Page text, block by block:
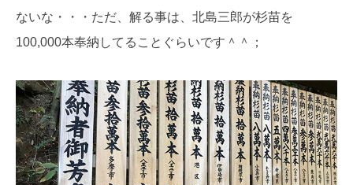
ないな・・・ただ、解る事は、北島三郎が杉苗を
100,000本奉納してることぐらいです＾＾；